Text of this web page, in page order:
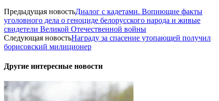
Предыдущая новостьДиалог с кадетами. Вопиющие факты
уголовного дела о геноциде белорусского народа и живые
свидетели Великой Отечественной войны
Следующая новостьНаграду за спасение утопающей получил
борисовский милиционер
Другие интересные новости